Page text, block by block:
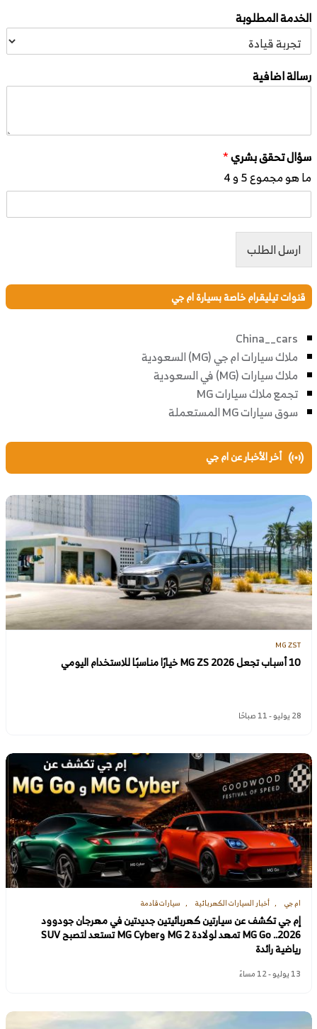
الخدمة المطلوبة
رسالة اضافية
سؤال تحقق بشري*
ما هو مجموع 5 و 4
ارسل الطلب
قنوات تيليقرام خاصة بسيارة ام جي
China__cars
ملاك سيارات ام جي (MG) السعودية
ملاك سيارات (MG) في السعودية
تجمع ملاك سيارات MG
سوق سيارات MG المستعملة
أخر الأخبار عن ام جي
MG ZST
10 أسباب تجعل MG ZS 2026 خيارًا مناسبًا للاستخدام اليومي
28 يوليو - 11 صباحًا
ام جي أخبار السيارات الكهربائية سيارات قادمة
إم جي تكشف عن سيارتين كهربائيتين جديدتين في مهرجان جودوود
2026.. MG Go تمهد لولادة MG 2 وMG Cyber تستعد لتصبح SUV
رياضية رائدة
13 يوليو - 12 مساءً